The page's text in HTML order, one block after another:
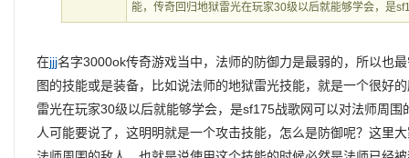
能，传奇回归地狱雷光在玩家30级以后就能够学会，是
在jjj名字3000ok传奇游戏当中，法师的防御力是最弱的，所以也
图的技能或是装备，比如说法师的地狱雷光技能，就是一个很好
雷光在玩家30级以后就能够学会，是sf175战歌网可以对法师周
人可能要说了，这明明就是一个攻击技能，怎么是防御呢？这里